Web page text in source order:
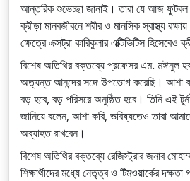
আন্তরিক শুভেচ্ছা জানাই। তারা যে আজ
ক্রীড়া মানবজীবনে শরীর ও মানসিক স্বাস্থ্য
ক্ষেত্রে এক্সট্রা কারিকুলার এক্টিভিটিস
বিশেষ অতিথির বক্তব্যে প্রফেসর এম. মঈনুল
অত্যন্ত আনন্দের সঙ্গে উপভোগ করেছি। আশা
বড় হবে, বড় পরিসরে অনুষ্ঠিত হবে। তিনি এই
জানিয়ে বলেন, আশা করি, ভবিষ্যতেও তারা
অব্যাহত রাখবেন।
বিশেষ অতিথির বক্তব্যে রেজিস্ট্রার জনাব
শিক্ষার্থীদের মধ্যে নেতৃত্ব ও টিমওয়ার্কের